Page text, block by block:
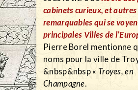
cabinets curieux, et autres
remarquables qui se
principales Villes de
Pierre Borel mentionne
noms pour la ville de
&nbsp&nbsp « Troyes, en
Champagne.